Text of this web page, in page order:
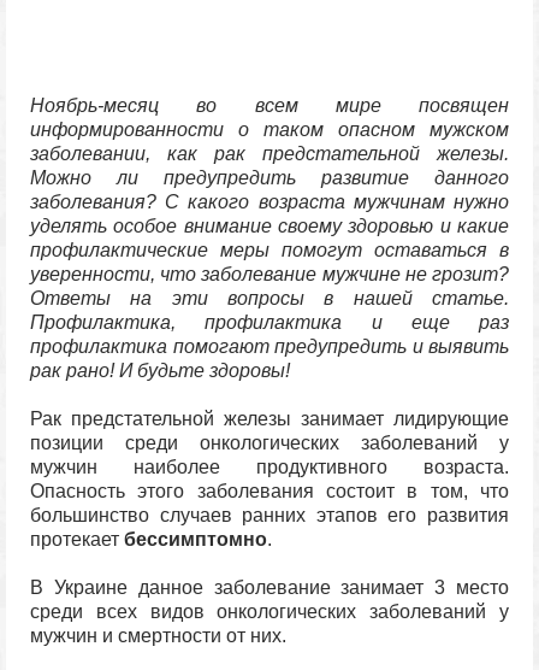
Ноябрь-месяц во всем мире посвящен
информированности о таком опасном мужском
заболевании, как рак предстательной железы.
Можно ли предупредить развитие данного
заболевания? С какого возраста мужчинам нужно
уделять особое внимание своему здоровью и какие
профилактические меры помогут оставаться в
уверенности, что заболевание мужчине не грозит?
Ответы на эти вопросы в нашей статье.
Профилактика, профилактика и еще раз
профилактика помогают предупредить и выявить
рак рано! И будьте здоровы!
Рак предстательной железы занимает лидирующие
позиции среди онкологических заболеваний у
мужчин наиболее продуктивного возраста.
Опасность этого заболевания состоит в том, что
большинство случаев ранних этапов его развития
протекает бессимптомно.
В Украине данное заболевание занимает 3 место
среди всех видов онкологических заболеваний у
мужчин и смертности от них.